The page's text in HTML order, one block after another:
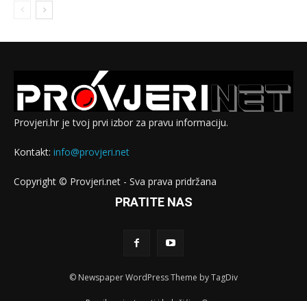
Provjeri.hr je tvoj prvi izbor za pravu informaciju.
Kontakt: info@provjeri.net
Copyright © Provjeri.net - Sva prava pridržana
PRATITE NAS
© Newspaper WordPress Theme by TagDiv